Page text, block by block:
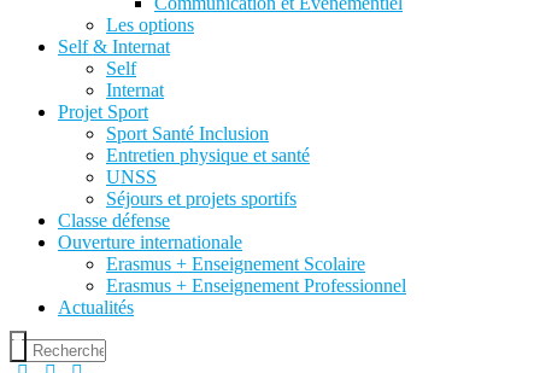
Les options
Self & Internat
Self
Internat
Projet Sport
Sport Santé Inclusion
Entretien physique et santé
UNSS
Séjours et projets sportifs
Classe défense
Ouverture internationale
Erasmus + Enseignement Scolaire
Erasmus + Enseignement Professionnel
Actualités